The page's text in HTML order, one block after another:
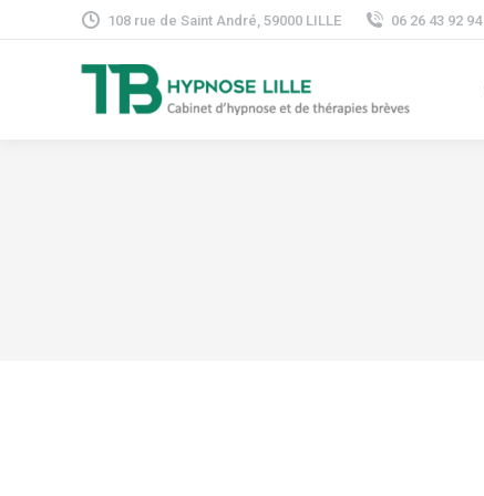
108 rue de Saint André, 59000 LILLE 06 26 43 92 94